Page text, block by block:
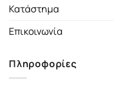
Κατάστημα
Επικοινωνία
Πληροφορίες